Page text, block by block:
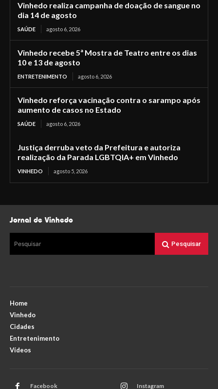
Vinhedo realiza campanha de doação de sangue no
dia 14 de agosto
SAÚDE agosto 6, 2026
Vinhedo recebe 5ª Mostra de Teatro entre os dias
10 e 13 de agosto
ENTRETENIMENTO agosto 6, 2026
Vinhedo reforça vacinação contra o sarampo após
aumento de casos no Estado
SAÚDE agosto 6, 2026
Justiça derruba veto da Prefeitura e autoriza
realização da Parada LGBTQIA+ em Vinhedo
VINHEDO agosto 5, 2026
Jornal de Vinhedo
Pesquisar Pesquisar
Home
Vinhedo
Cidades
Entretenimento
Vídeos
Facebook Instagram